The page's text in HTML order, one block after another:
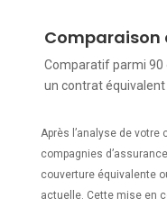
Comparaison
Comparatif parmi 90
un contrat équivalent
Après l’analyse de
compagnies
couverture équivalente
actuelle. Cette mise en